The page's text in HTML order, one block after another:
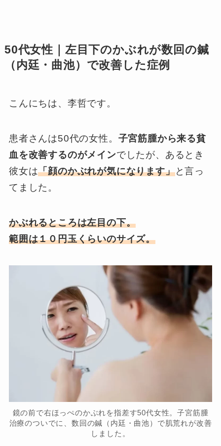
50代女性｜左目下のかぶれが数回の鍼
（内廷・曲池）で改善した症例
こんにちは、李哲です。
患者さんは50代の女性。 子宮筋腫から来る貧
血を改善するのがメインでしたが、あるとき
彼女は「顔のかぶれが気になります」と言っ
てました。
かぶれるところは左目の下。
範囲は１０円玉くらいのサイズ。
鏡の前で右ほっぺのかぶれを指差す50代女性。子宮筋腫
治療のついでに、数回の鍼（内廷・曲池）で肌荒れが改善
しました。